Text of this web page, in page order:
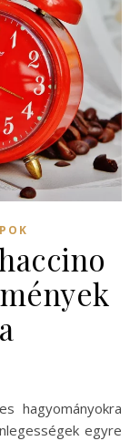
egyre